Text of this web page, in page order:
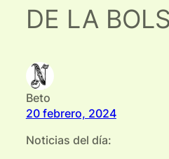
DE LA
Beto
20 febrero, 2024
Noticias del día: